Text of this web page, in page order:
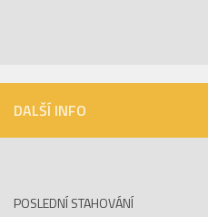
DALŠÍ INFO
POSLEDNÍ STAHOVÁNÍ